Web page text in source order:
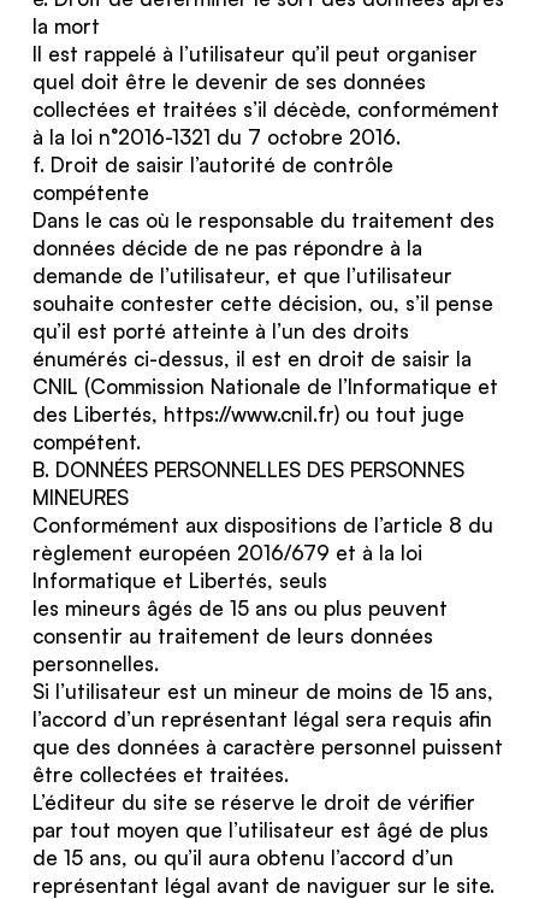
la mort
Il est rappelé à l’utilisateur qu’il peut organiser
quel doit être le devenir de ses données
collectées et traitées s’il décède, conformément
à la loi n°2016-1321 du 7 octobre 2016.
f. Droit de saisir l’autorité de contrôle
compétente
Dans le cas où le responsable du traitement des
données décide de ne pas répondre à la
demande de l’utilisateur, et que l’utilisateur
souhaite contester cette décision, ou, s’il pense
qu’il est porté atteinte à l’un des droits
énumérés ci-dessus, il est en droit de saisir la
CNIL (Commission Nationale de l’Informatique et
des Libertés, https://www.cnil.fr) ou tout juge
compétent.
B. DONNÉES PERSONNELLES DES PERSONNES
MINEURES
Conformément aux dispositions de l’article 8 du
règlement européen 2016/679 et à la loi
Informatique et Libertés, seuls
les mineurs âgés de 15 ans ou plus peuvent
consentir au traitement de leurs données
personnelles.
Si l’utilisateur est un mineur de moins de 15 ans,
l’accord d’un représentant légal sera requis afin
que des données à caractère personnel puissent
être collectées et traitées.
L’éditeur du site se réserve le droit de vérifier
par tout moyen que l’utilisateur est âgé de plus
de 15 ans, ou qu’il aura obtenu l’accord d’un
représentant légal avant de naviguer sur le site.